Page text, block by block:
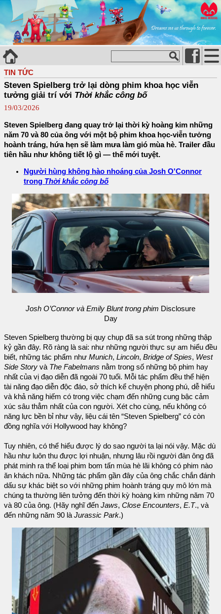
TIN TỨC
Steven Spielberg trở lại dòng phim khoa học viễn
tưởng giải trí với Thời khắc công bố
19/03/2026
Steven Spielberg đang quay trở lại thời kỳ hoàng kim những
năm 70 và 80 của ông với một bộ phim khoa học-viễn tưởng
hoành tráng, hứa hẹn sẽ làm mưa làm gió mùa hè. Trailer đầu
tiên hầu như không tiết lộ gì — thế mới tuyệt.
Người hùng không hào nhoáng của Josh O'Connor
trong Thời khắc công bố
Josh O’Connor và Emily Blunt trong phim Disclosure
Day
Steven Spielberg thường bị quy chụp đã sa sút trong những thập
kỷ gần đây. Rõ ràng là sai: như những người thực sự am hiểu đều
biết, những tác phẩm như Munich, Lincoln, Bridge of Spies, West
Side Story và The Fabelmans nằm trong số những bộ phim hay
nhất của vị đạo diễn đã ngoài 70 tuổi. Mỗi tác phẩm đều thể hiện
tài năng đạo diễn độc đáo, sở thích kể chuyện phong phú, dễ hiểu
và khả năng hiếm có trong việc chạm đến những cung bậc cảm
xúc sâu thẳm nhất của con người. Xét cho cùng, nếu không có
năng lực bền bỉ như vậy, liệu cái tên “Steven Spielberg” có còn
đồng nghĩa với Hollywood hay không?
Tuy nhiên, có thể hiểu được lý do sao người ta lại nói vậy. Mặc dù
hầu như luôn thu được lợi nhuận, nhưng lâu rồi người đàn ông đã
phát minh ra thể loại phim bom tấn mùa hè lãi không có phim nào
ăn khách nữa. Những tác phẩm gần đây của ông chắc chắn đánh
dấu sự khác biệt so với những phim hoành tráng quy mô lớn mà
chúng ta thường liên tưởng đến thời kỳ hoàng kim những năm 70
và 80 của ông. (Hãy nghĩ đến Jaws, Close Encounters, E.T., và
đến những năm 90 là Jurassic Park.)